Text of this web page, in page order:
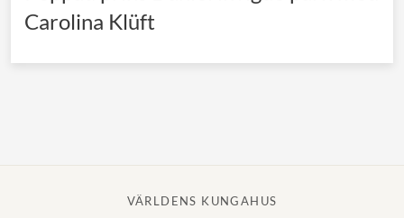
Carolina Klüft
VÄRLDENS KUNGAHUS